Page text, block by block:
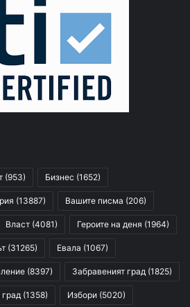
(953) Бизнес (1652)
(13887) Вашите писма (206)
Власт (4081) Героите на деня (1964)
(31265) Евала (1067)
(8397) Забравеният град (1825)
(1358) Избори (5020)